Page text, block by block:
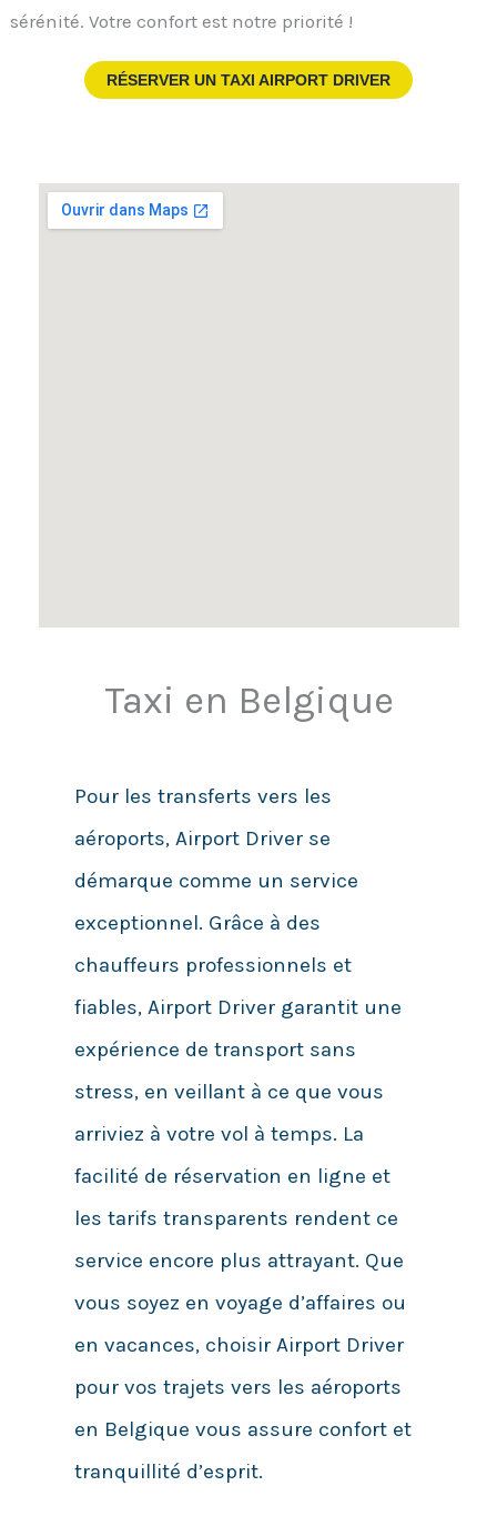
sérénité. Votre confort est notre priorité !
RÉSERVER UN TAXI AIRPORT DRIVER
Taxi en Belgique
Pour les transferts vers les
aéroports, Airport Driver se
démarque comme un service
exceptionnel. Grâce à des
chauffeurs professionnels et
fiables, Airport Driver garantit une
expérience de transport sans
stress, en veillant à ce que vous
arriviez à votre vol à temps. La
facilité de réservation en ligne et
les tarifs transparents rendent ce
service encore plus attrayant. Que
vous soyez en voyage d’affaires ou
en vacances, choisir Airport Driver
pour vos trajets vers les aéroports
en Belgique vous assure confort et
tranquillité d’esprit.